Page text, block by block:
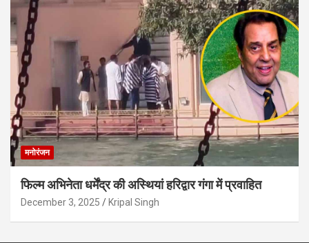
मनोरंजन
फिल्म अभिनेता धर्मेंद्र की अस्थियां हरिद्वार गंगा में प्रवाहित
December 3, 2025 Kripal Singh